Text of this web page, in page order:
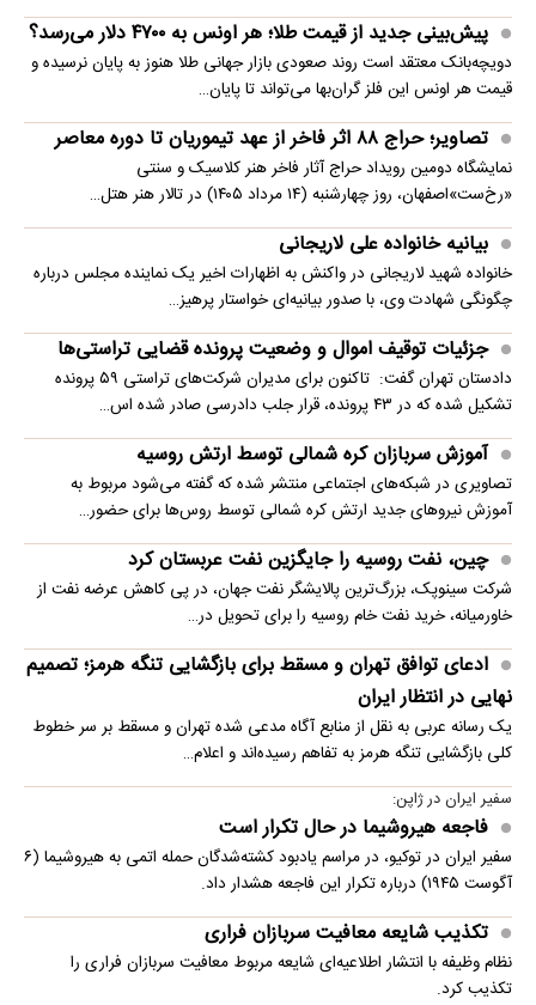
پیش‌بینی جدید از قیمت طلا؛ هر اونس به ۴۷۰۰ دلار می‌رسد؟
دویچه‌بانک معتقد است روند صعودی بازار جهانی طلا هنوز به پایان نرسیده و
قیمت هر اونس این فلز گران‌بها می‌تواند تا پایان…
تصاویر؛ حراج ۸۸ اثر فاخر از عهد تیموریان تا دوره معاصر
نمایشگاه دومین رویداد حراج آثار فاخر هنر کلاسیک و سنتی
«رخ‌ست»اصفهان، روز چهارشنبه (۱۴ مرداد ۱۴۰۵) در تالار هنر هتل…
بیانیه خانواده علی لاریجانی
خانواده شهید لاریجانی در واکنش به اظهارات اخیر یک نماینده مجلس درباره
چگونگی شهادت وی، با صدور بیانیه‌ای خواستار پرهیز…
جزئیات توقیف اموال و وضعیت پرونده قضایی تراستی‌ها
دادستان تهران گفت: تاکنون برای مدیران شرکت‌های تراستی ۵۹ پرونده
تشکیل شده که در ۴۳ پرونده، قرار جلب دادرسی صادر شده اس…
آموزش سربازان کره شمالی توسط ارتش روسیه
تصاویری در شبکه‌های اجتماعی منتشر شده که گفته می‌شود مربوط به
آموزش نیروهای جدید ارتش کره شمالی توسط روس‌ها برای حضور…
چین، نفت روسیه را جایگزین نفت عربستان کرد
شرکت سینوپک، بزرگ‌ترین پالایشگر نفت جهان، در پی کاهش عرضه نفت از
خاورمیانه، خرید نفت خام روسیه را برای تحویل در…
ادعای توافق تهران و مسقط برای بازگشایی تنگه هرمز؛ تصمیم
نهایی در انتظار ایران
یک رسانه عربی به نقل از منابع آگاه مدعی شده تهران و مسقط بر سر خطوط
کلی بازگشایی تنگه هرمز به تفاهم رسیده‌اند و اعلام…
سفیر ایران در ژاپن:
فاجعه هیروشیما در حال تکرار است
سفیر ایران در توکیو، در مراسم یادبود کشته‌شدگان حمله اتمی به هیروشیما (۶
آگوست ۱۹۴۵) درباره تکرار این فاجعه هشدار داد.
تکذیب شایعه معافیت سربازان فراری
نظام وظیفه با انتشار اطلاعیه‌ای شایعه مربوط معافیت سربازان فراری را
تکذیب کرد.